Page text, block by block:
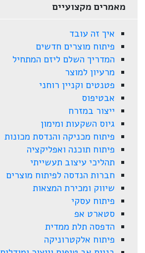
מאמרים מקצועיים
איך זה עובד
פיתוח מוצרים חדשים
המדריך השלם ליזם המתחיל
מרעיון למוצר
פטנטים וקניין רוחני
אבטיפוס
ייצור במזרח
גיוס השקעות ומימון
פיתוח מכניקה והנדסת מכונות
פיתוח תוכנה ואפליקציה
תהליכי עיצוב תעשייתי
חברות הנדסה לפיתוח מוצרים
שיווק ומכירת המצאות
פיתוח עסקי
סטארט אפ
הדפסה תלת ממדית
פיתוח אלקטרוניקה